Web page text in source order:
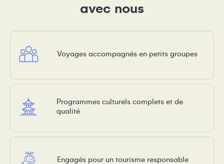
avec nous
Voyages accompagnés en petits groupes
Programmes culturels complets et de
qualité
Engagés pour un tourisme responsable